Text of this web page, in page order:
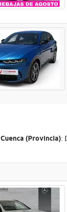
Cuenca (Provincia):